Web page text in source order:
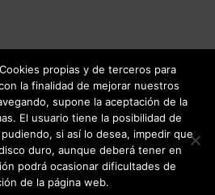
Creaalma Design
propias y de terceros para
la finalidad de mejorar nuestros
supone la aceptación de la
El usuario tiene la posibilidad de
si así lo desea, impedir que
duro, aunque deberá tener en
podrá ocasionar dificultades de
de la página web.